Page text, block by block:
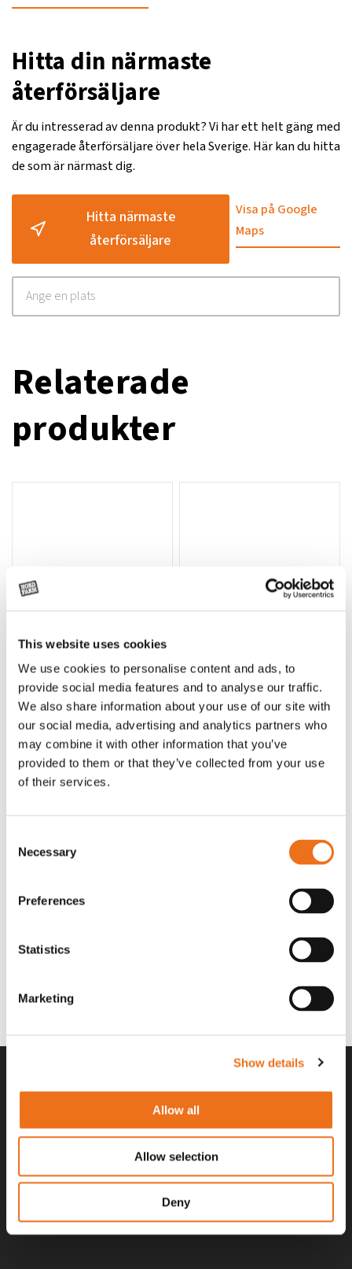
This website uses cookies
We use cookies to personalise content and ads, to
provide social media features and to analyse our traffic.
We also share information about your use of our site with
our social media, advertising and analytics partners who
may combine it with other information that you’ve
provided to them or that they’ve collected from your use
of their services.
Selection
Necessary
Preferences
Statistics
Marketing
Show details
Allow all
Allow selection
Deny
Hitta din närmaste
återförsäljare
Är du intresserad av denna produkt? Vi har ett helt gäng med
engagerade återförsäljare över hela Sverige. Här kan du hitta
de som är närmast dig.
Hitta närmaste
återförsäljare
Visa på Google
Maps
Relaterade
produkter
Lägg till i varukorg
Rotor, komplett med slagor
OR80013456G
(ex. moms)
Grön truckknapp
A00220
kr (ex. moms)
Lägg till i varukorg
Rotor teeth 8t/6k 7.5Gr/8 R6/14 Rotor teeth 8t/6k 0Gr/8 R6/14
Alla priser på tillbehör och tillval gäller vid köp av ny maskin. Priserna
gäller inte vid köp av enskild produkt, till exempel